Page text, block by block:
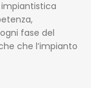
fase del
che l’impianto